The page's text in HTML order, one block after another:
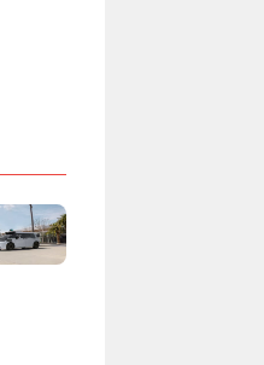
blíž. Bude si s vámi